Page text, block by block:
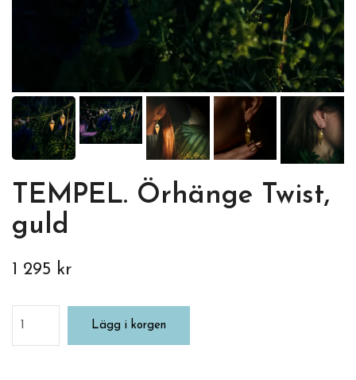
TEMPEL. Örhänge Twist,
guld
1 295 kr
Lägg i korgen